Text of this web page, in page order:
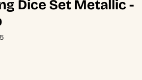
Dice Set Metallic -